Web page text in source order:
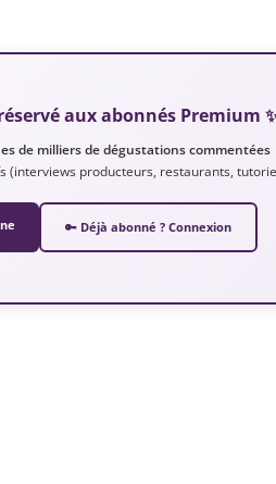
aux abonnés Premium
de milliers de dégustations commentées
(interviews producteurs, restaurants,
🔑 Déjà abonné ? Connexion